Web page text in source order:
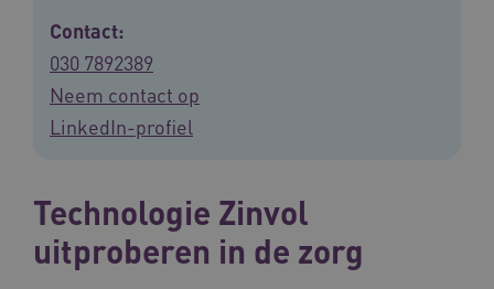
Contact:
030 7892389
Neem contact op
LinkedIn-profiel
Technologie Zinvol
uitproberen in de zorg